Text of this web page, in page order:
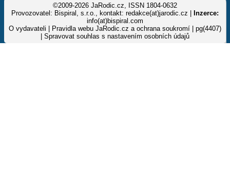
©2009-2026 JaRodic.cz, ISSN 1804-0632
Provozovatel: Bispiral, s.r.o., kontakt: redakce(at)jarodic.cz |
Inzerce:
info(at)bispiral.com
O vydavateli
Pravidla webu JaRodic.cz a ochrana soukromí | pg(4407)
Spravovat souhlas s nastavením osobních údajů